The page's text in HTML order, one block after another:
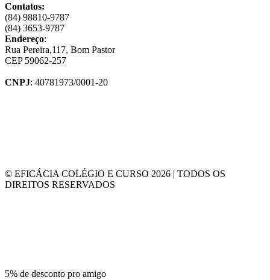
Contatos:
(84) 98810-9787
(84) 3653-9787
Endereço:
Rua Pereira,117, Bom Pastor
CEP 59062-257
CNPJ: 40781973/0001-20
© EFICÁCIA COLÉGIO E CURSO 2026 | TODOS OS
DIREITOS RESERVADOS
5% de desconto pro amigo